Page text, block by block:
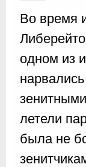
Во время
одном из
летели
была не